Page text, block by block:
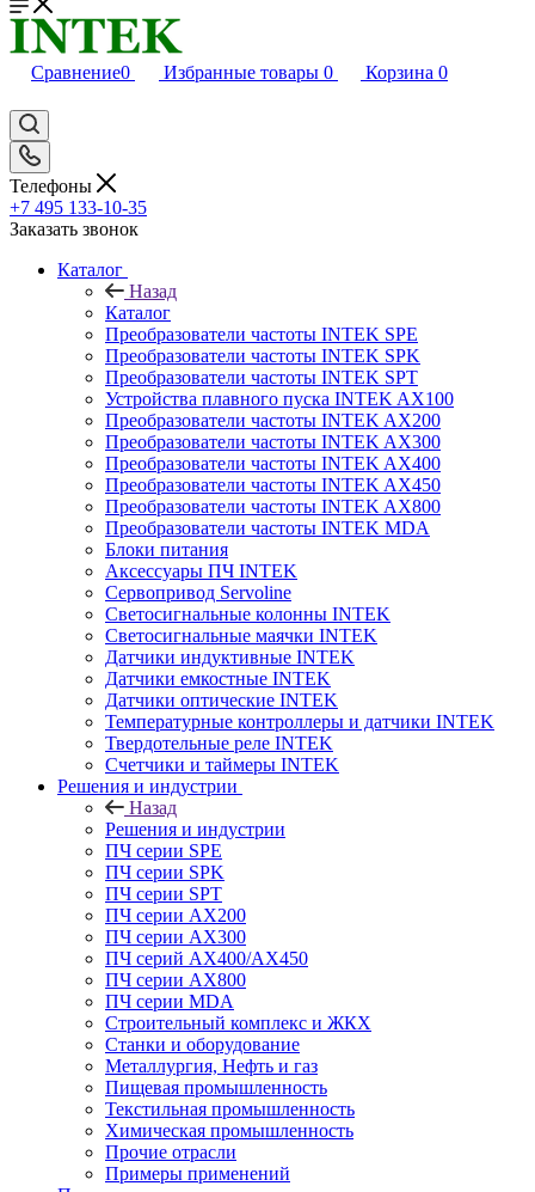
Сравнение0 Избранные товары 0 Корзина 0
Телефоны
+7 495 133-10-35
Заказать звонок
Каталог
Назад
Каталог
Преобразователи частоты INTEK SPE
Преобразователи частоты INTEK SPK
Преобразователи частоты INTEK SPT
Устройства плавного пуска INTEK AX100
Преобразователи частоты INTEK AX200
Преобразователи частоты INTEK AX300
Преобразователи частоты INTEK AX400
Преобразователи частоты INTEK AX450
Преобразователи частоты INTEK AX800
Преобразователи частоты INTEK MDA
Блоки питания
Аксессуары ПЧ INTEK
Сервопривод Servoline
Светосигнальные колонны INTEK
Светосигнальные маячки INTEK
Датчики индуктивные INTEK
Датчики емкостные INTEK
Датчики оптические INTEK
Температурные контроллеры и датчики INTEK
Твердотельные реле INTEK
Счетчики и таймеры INTEK
Решения и индустрии
Назад
Решения и индустрии
ПЧ серии SPE
ПЧ серии SPK
ПЧ серии SPT
ПЧ серии AX200
ПЧ серии AX300
ПЧ серий AX400/AX450
ПЧ серии AX800
ПЧ серии MDA
Строительный комплекс и ЖКХ
Станки и оборудование
Металлургия, Нефть и газ
Пищевая промышленность
Текстильная промышленность
Химическая промышленность
Прочие отрасли
Примеры применений